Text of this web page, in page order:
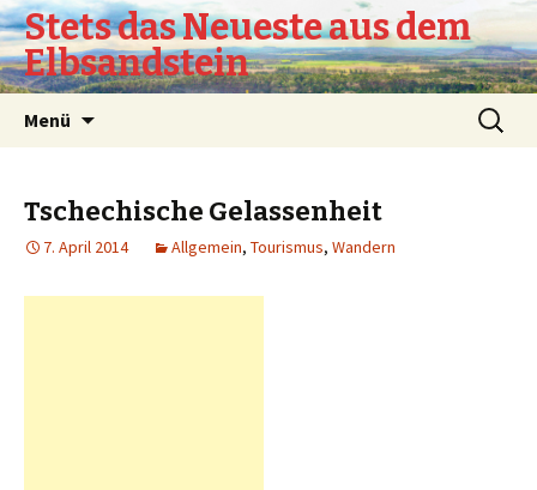
Stets das Neueste aus dem
Elbsandstein
Menü
Suchen
nach:
Tschechische Gelassenheit
7. April 2014 Allgemein, Tourismus, Wandern